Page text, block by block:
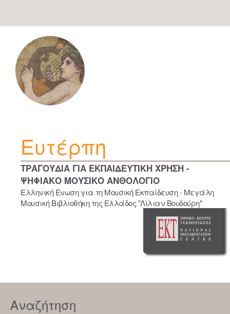
navigation
Ευτέρπη
ΤΡΑΓΟΥΔΙΑ ΓΙΑ ΕΚΠΑΙΔΕΥΤΙΚΗ ΧΡΗΣΗ -
ΨΗΦΙΑΚΟ ΜΟΥΣΙΚΟ ΑΝΘΟΛΟΓΙΟ
Ελληνική Ένωση για τη Μουσική Εκπαίδευση - Μεγάλη
Μουσική Βιβλιοθήκη της Ελλάδος "Λίλιαν Βουδούρη"
Αναζήτηση